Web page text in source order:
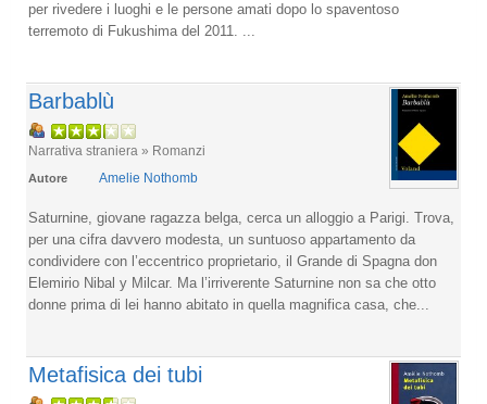
per rivedere i luoghi e le persone amati dopo lo spaventoso
terremoto di Fukushima del 2011. ...
Barbablù
Narrativa straniera » Romanzi
Autore Amelie Nothomb
Saturnine, giovane ragazza belga, cerca un alloggio a Parigi. Trova,
per una cifra davvero modesta, un suntuoso appartamento da
condividere con l’eccentrico proprietario, il Grande di Spagna don
Elemirio Nibal y Milcar. Ma l’irriverente Saturnine non sa che otto
donne prima di lei hanno abitato in quella magnifica casa, che...
Metafisica dei tubi